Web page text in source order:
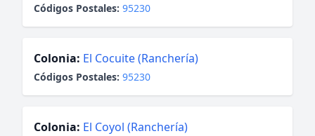
Códigos Postales: 95230
Colonia: El Cocuite (Ranchería)
Códigos Postales: 95230
Colonia: El Coyol (Ranchería)